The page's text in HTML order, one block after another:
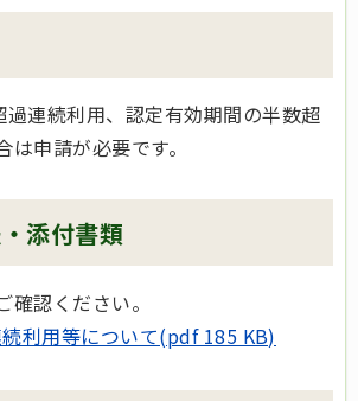
過連続利用、認定有効期間の半数超
申請が必要です。
添付書類
確認ください。
利用等について(pdf 185 KB)